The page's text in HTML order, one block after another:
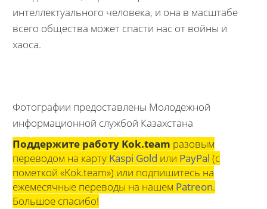
интеллектуального человека, и она в масштабе
всего общества может спасти нас от войны и
хаоса.
Фотографии предоставлены Молодежной
информационной службой Казахстана
Поддержите работу Kok.team разовым
переводом на карту Kaspi Gold или PayPal (с
пометкой «Kok.team») или подпишитесь на
ежемесячные переводы на нашем Patreon.
Большое спасибо!